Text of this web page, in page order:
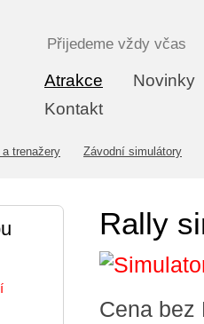
Atrakce
Novinky
Kontakt
Přijedeme vždy včas
trenažery Závodní simulátory
Rally
Cena